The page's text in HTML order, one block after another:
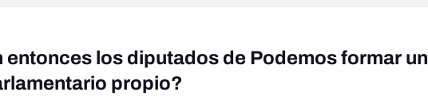
entonces los diputados de Podemos formar un
propio?